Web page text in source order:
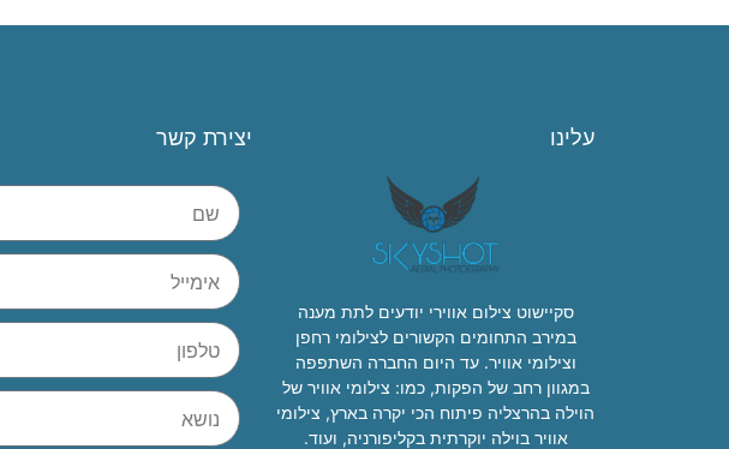
עלינו
סקיישוט צילום אווירי יודעים לתת מענה
במירב התחומים הקשורים לצילומי רחפן
וצילומי אוויר. עד היום החברה השתפפה
במגוון רחב של הפקות, כמו: צילומי אוויר של
הוילה בהרצליה פיתוח הכי יקרה בארץ, צילומי
אוויר בוילה יוקרתית בקליפורניה, ועוד.
יצירת קשר